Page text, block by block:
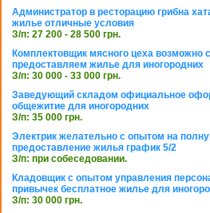
Администратор в ресторацию грибна
жилье отличные условия
З/п: 27 200 - 28 500 грн.
Комплектовщик мясного цеха возможно
предоставляем жилье для иногородних
З/п: 30 000 - 33 000 грн.
Заведующий складом официальное
общежитие для иногородних
З/п: 35 000 грн.
Электрик желательно с опытом на
предоставление жилья график 5/2
З/п: при собеседовании.
Кладовщик с опытом управления
привычек бесплатное жилье для
З/п: 30 000 грн.